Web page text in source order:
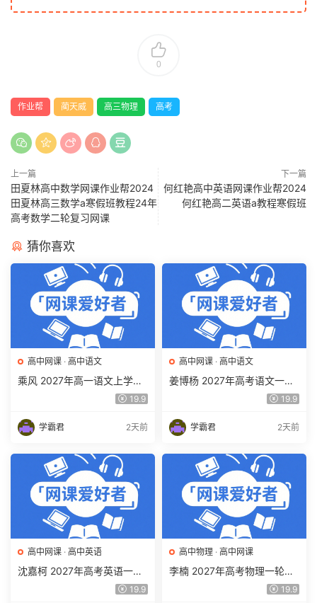
0
作业帮 蔺天威 高三物理 高考
上一篇
田夏林高中数学网课作业帮2024
田夏林高三数学a寒假班教程24年
高考数学二轮复习网课
下一篇
何红艳高中英语网课作业帮2024
何红艳高二英语a教程寒假班
猜你喜欢
高中网课 · 高中语文
乘风 2027年高一语文上学期
网课教程 高一语文 暑假班视
19.9
学霸君 2天前
高中网课 · 高中语文
姜博杨 2027年高考语文一轮
复习网课教程 高三语文 上学
下载
19.9
学霸君 2天前
高中网课 · 高中英语
沈嘉柯 2027年高考英语一轮
复习网课教程 高三英语 上学
19.9
高中物理 · 高中网课
李楠 2027年高考物理一轮复
习网课教程 高三物理 上学期
19.9